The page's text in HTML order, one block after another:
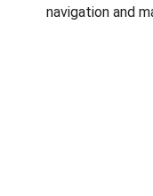
navigation and